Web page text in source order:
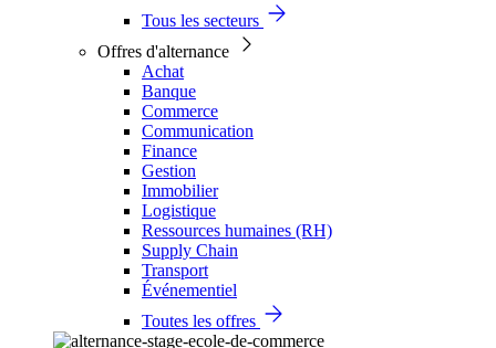
Tous les secteurs
Offres d'alternance
Achat
Banque
Commerce
Communication
Finance
Gestion
Immobilier
Logistique
Ressources humaines (RH)
Supply Chain
Transport
Événementiel
Toutes les offres